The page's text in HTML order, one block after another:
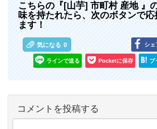
こちらの『[山芋] 市町村 産地 』
味を持たれたら、次のボタンで応
ます！
気になる 0 シェ
ラインで送る Pocketに保存 ブ
コメントを投稿する